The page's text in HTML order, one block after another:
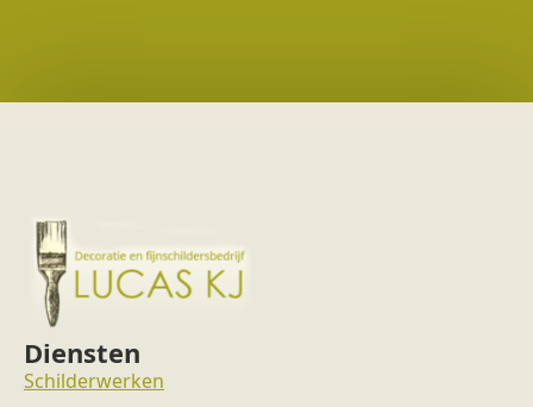
Diensten
Schilderwerken